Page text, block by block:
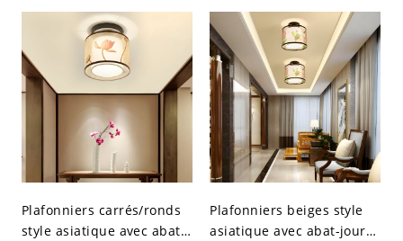
géométrique pour salon
chambre - Noir-Blanc
Tambour 110 V-120 V
indice d'étanchéité IP54 -
110 V-120 V Champagne
Plafonniers carrés/ronds
style asiatique avec abat-
Plafonniers beiges style
asiatique avec abat-jour